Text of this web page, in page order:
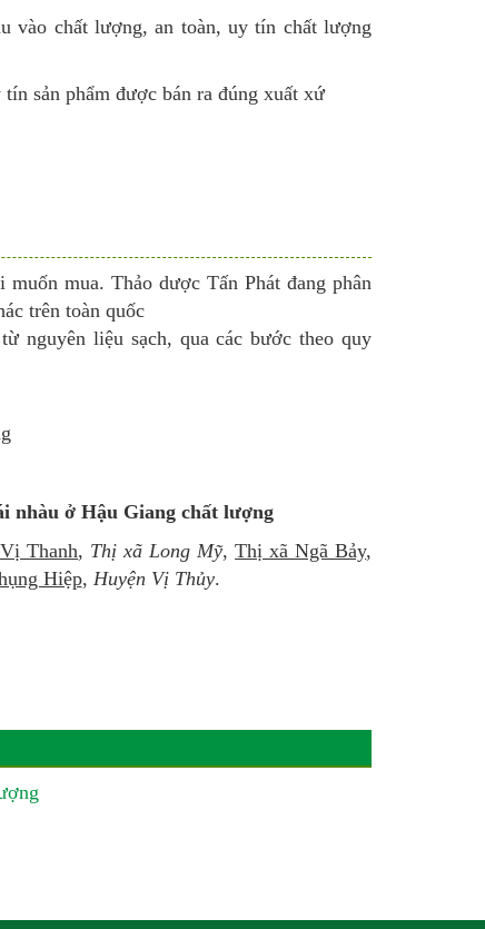
vào chấtlượng, an toàn, uy tín chất lượng
sản phẩm được bán ra đúng xuất xứ
mua. Thảo dược Tấn Phát đang phân
trên toàn quốc
nguyên liệu sạch, qua các bước theo quy
nhàu ở Hậu Giang chất lượng
Thanh, Thị xã Long Mỹ,Thị xã Ngã Bảy,
Hiệp, Huyện Vị Thủy.